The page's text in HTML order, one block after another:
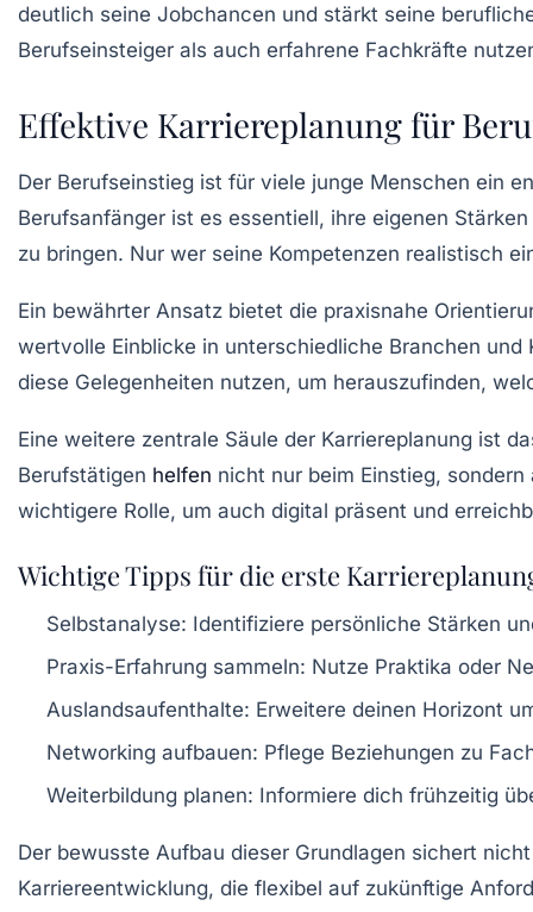
deutlich seine Jobchancen und stärkt seine
Berufseinsteiger als auch erfahrene Fachkräfte
Effektive Karriereplanung für
Der Berufseinstieg ist für viele junge Menschen ein
Berufsanfänger ist es essentiell, ihre eigenen
zu bringen. Nur wer seine Kompetenzen realistisch
Ein bewährter Ansatz bietet die praxisnahe
wertvolle Einblicke in unterschiedliche Branchen
diese Gelegenheiten nutzen, um herauszufinden,
Eine weitere zentrale Säule der Karriereplanung ist
Berufstätigen helfen nicht nur beim Einstieg,
wichtigere Rolle, um auch digital präsent und
Wichtige Tipps für die erste
Selbstanalyse: Identifiziere persönliche Stärken
Praxis-Erfahrung sammeln: Nutze Praktika oder
Auslandsaufenthalte: Erweitere deinen Horizont
Networking aufbauen: Pflege Beziehungen zu
Weiterbildung planen: Informiere dich frühzeitig
Der bewusste Aufbau dieser Grundlagen sichert
Karriereentwicklung, die flexibel auf zukünftige